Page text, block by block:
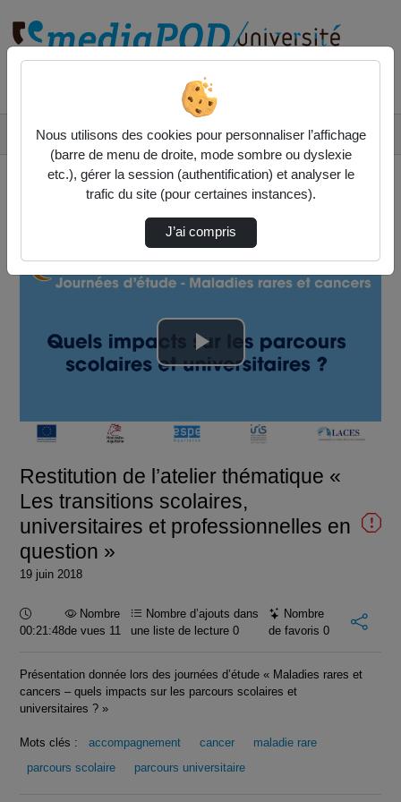
Restitution de l’atelier thématique « Les tr…
Lire
vidéo
Restitution de l’atelier thématique «
Les transitions scolaires,
universitaires et professionnelles en
question »
19 juin 2018
Durée :
00:21:48
Nombre
de vues 11
Nombre d’ajouts dans
une liste de lecture0
Nombre
de favoris 0
Présentation donnée lors des journées d’étude « Maladies rares et
cancers – quels impacts sur les parcours scolaires et
universitaires ? »
Mots clés : accompagnement cancer
maladie rare
parcours scolaire
parcours universitaire
Nous utilisons des cookies pour personnaliser l’affichage
(barre de menu de droite, mode sombre ou dyslexie
etc.), gérer la session (authentification) et analyser le
trafic du site (pour certaines instances).
J’ai compris